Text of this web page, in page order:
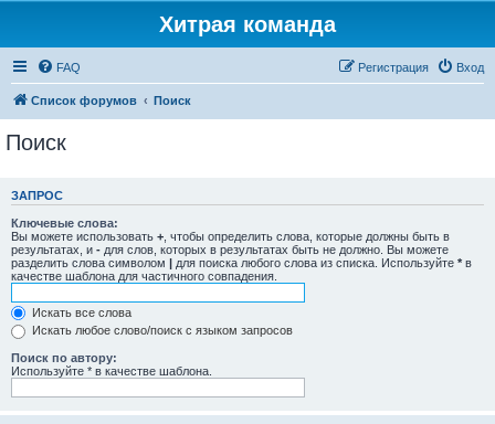
Хитрая команда
FAQ Вход
Регистрация
Список форумов Поиск
Поиск
ЗАПРОС
Ключевые слова:
Вы можете использовать + , чтобы определить слова, которые должны быть в
результатах, и - для слов, которых в результатах быть не должно. Вы можете
разделить слова символом | для поиска любого слова из списка. Используйте * в
качестве шаблона для частичного совпадения.
Искать все слова
Искать любое слово/поиск с языком запросов
Поиск по автору:
Используйте * в качестве шаблона.